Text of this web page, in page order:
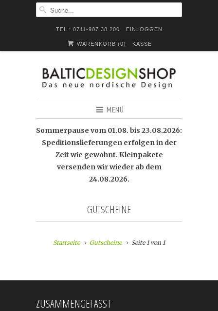
TEL.: 0711-907 38 200 EINLOGGEN
WARENKORB (0) KASSE
MENÜ
Sommerpause vom 01.08. bis 23.08.2026:
Speditionslieferungen erfolgen in der
Zeit wie gewohnt. Kleinpakete
versenden wir wieder ab dem
24.08.2026.
GUTSCHEINE
Startseite Gutscheine Seite 1 von 1
ZUSAMMENGEFASST